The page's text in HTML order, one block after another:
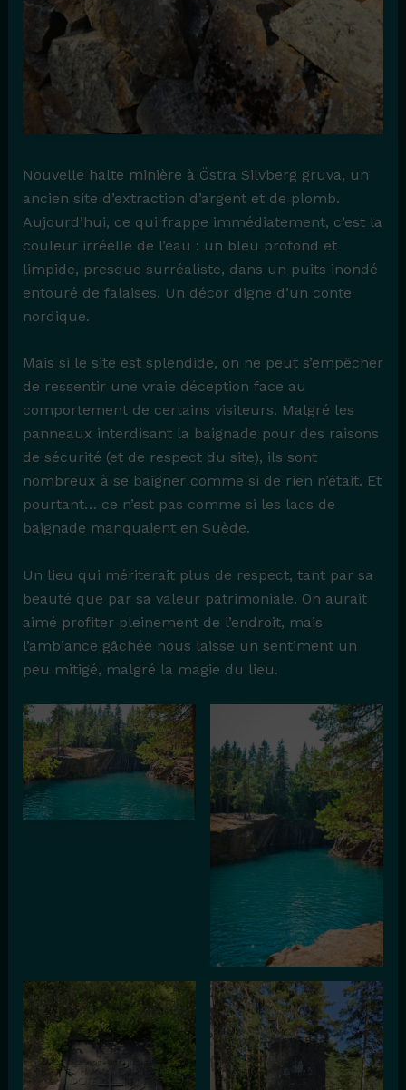
Nouvelle halte minière à Östra Silvberg gruva, un
ancien site d’extraction d’argent et de plomb.
Aujourd’hui, ce qui frappe immédiatement, c’est la
couleur irréelle de l’eau : un bleu profond et
limpide, presque surréaliste, dans un puits inondé
entouré de falaises. Un décor digne d’un conte
nordique.
Mais si le site est splendide, on ne peut s’empêcher
de ressentir une vraie déception face au
comportement de certains visiteurs. Malgré les
panneaux interdisant la baignade pour des raisons
de sécurité (et de respect du site), ils sont
nombreux à se baigner comme si de rien n’était. Et
pourtant… ce n’est pas comme si les lacs de
baignade manquaient en Suède.
Un lieu qui mériterait plus de respect, tant par sa
beauté que par sa valeur patrimoniale. On aurait
aimé profiter pleinement de l’endroit, mais
l’ambiance gâchée nous laisse un sentiment un
peu mitigé, malgré la magie du lieu.